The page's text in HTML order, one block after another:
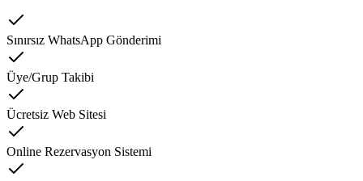
Sınırsız WhatsApp Gönderimi
Üye/Grup Takibi
Ücretsiz Web Sitesi
Online Rezervasyon Sistemi